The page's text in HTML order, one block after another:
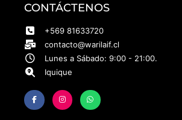
CONTÁCTENOS
+569 81633720
contacto@warilaif.cl
Lunes a Sábado: 9:00 - 21:00.
Iquique